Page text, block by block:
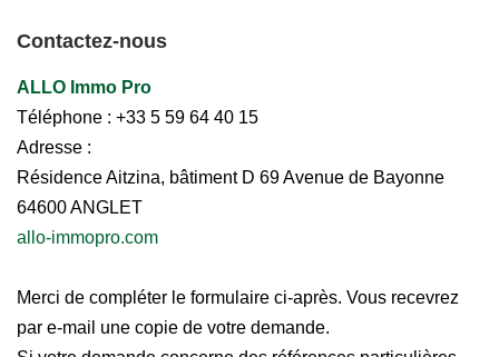
Contactez-nous
ALLO Immo Pro
Téléphone : +33 5 59 64 40 15
Adresse :
Résidence Aitzina, bâtiment D 69 Avenue de Bayonne
64600ANGLET
allo-immopro.com
Merci de compléter le formulaire ci-après. Vous recevrez
par e-mail une copie de votre demande.